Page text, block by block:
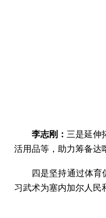
李志刚：三是延伸
活用品等，助力筹备达
四是坚持通过体
习武术为塞内加尔人民